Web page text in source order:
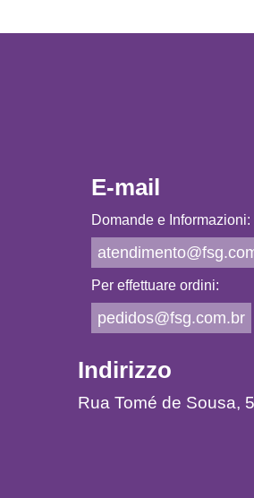
E-mail
Domande e Informazioni:
Per effettuare ordini:
pedidos@fsg.com.br
Indirizzo
Rua Tomé de Sousa,